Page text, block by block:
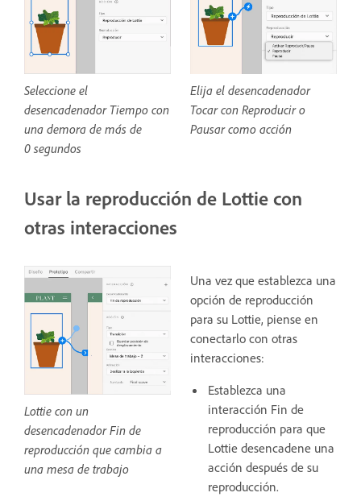
Seleccione el
desencadenador Tiempo con
una demora de más de
0 segundos
Elija el desencadenador
Tocar con Reproducir o
Pausar como acción
Usar la reproducción de Lottie con
otras interacciones
Lottie con un
desencadenador Fin de
reproducción que cambia a
una mesa de trabajo
Una vez que establezca una
opción de reproducción
para su Lottie, piense en
conectarlo con otras
interacciones:
Establezca una
interacción Fin de
reproducción para que
Lottie desencadene una
acción después de su
reproducción.